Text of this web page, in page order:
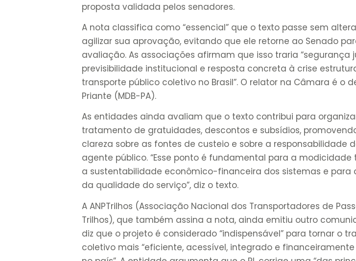
proposta validada pelos senadores.
A nota classifica como “essencial” que o texto passe sem
agilizar sua aprovação, evitando que ele retorne ao Senado
avaliação. As associações afirmam que isso traria “segurança
previsibilidade institucional e resposta concreta à crise
transporte público coletivo no Brasil”. O relator na Câmara é o
Priante (MDB-PA).
As entidades ainda avaliam que o texto contribui para
tratamento de gratuidades, descontos e subsídios,
clareza sobre as fontes de custeio e sobre a responsabilidade
agente público. “Esse ponto é fundamental para a modicidade
a sustentabilidade econômico-financeira dos sistemas e para
da qualidade do serviço”, diz o texto.
A ANPTrilhos (Associação Nacional dos Transportadores de
Trilhos), que também assina a nota, ainda emitiu outro
diz que o projeto é considerado “indispensável” para tornar o
coletivo mais “eficiente, acessível, integrado e